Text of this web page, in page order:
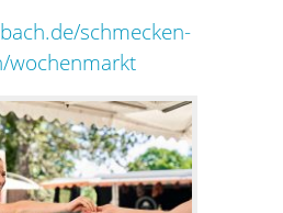
schmecken-
wochenmarkt